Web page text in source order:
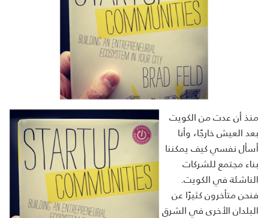
منذ أن عدت من الكويت
بعد العيش خارجًا، وأنا
أسأل نفسي كيف يمكننا
بناء مجتمع للشركات
الناشئة في الكويت.
فنحن متأخرون كثيرًا عن
البلدان الأخرى في الشرق